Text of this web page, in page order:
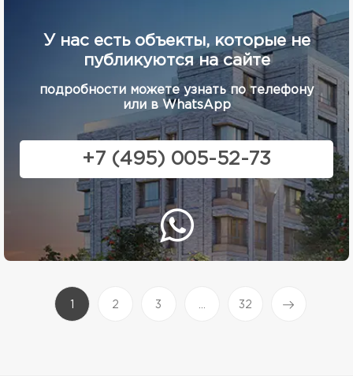
У нас есть объекты, которые не
публикуются на сайте
подробности можете узнать по телефону
или в WhatsApp
+7 (495) 005-52-73
(current)
2 3 32